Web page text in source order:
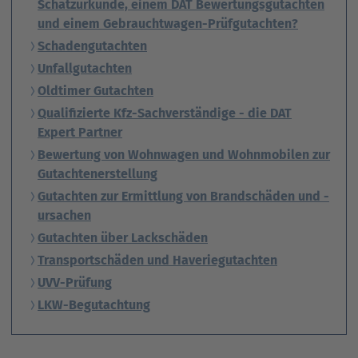
Schätzurkunde, einem DAT Bewertungsgutachten
und einem Gebrauchtwagen-Prüfgutachten?
Schadengutachten
Unfallgutachten
Oldtimer Gutachten
Qualifizierte Kfz-Sachverständige - die DAT
Expert Partner
Bewertung von Wohnwagen und Wohnmobilen zur
Gutachtenerstellung
Gutachten zur Ermittlung von Brandschäden und -
ursachen
Gutachten über Lackschäden
Transportschäden und Haveriegutachten
UVV-Prüfung
LKW-Begutachtung